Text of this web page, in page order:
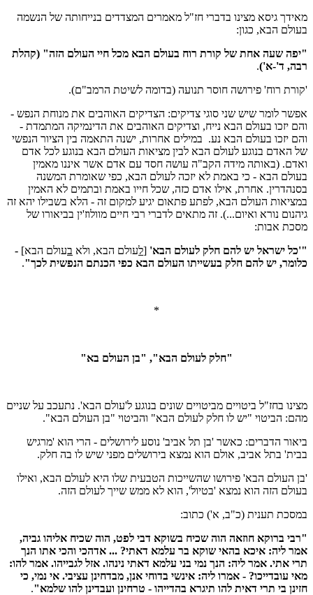
מאידך גיסא מצינו בדברי חז"ל מאמרים המצדדים בנייחותה של הנשמה
בעולם הבא, כגון:
"יפה שעה אחת של קורת רוח בעולם הבא מכל חיי העולם הזה" (קהלת
רבה, ד'-א').
'קורת רוח' פירושה חוסר תנועה (בדומה לשיטת הרמב"ם).
אפשר לומר שיש שני סוגי צדיקים: הצדיקים האוהבים את מנוחת הנפש -
והם יזכו בעולם הבא נייח, וצדיקים האוהבים את הדינמיקה המתמדת -
והם יזכו בעולם הבא נע. במילים אחרות, ישנה התאמה בין הציור הנפשי
של האדם בנוגע לעולם הבא לבין מציאות העולם הבא בנוגע לכל אדם
ואדם. (באותה מידה הקב"ה עושה חסד עם אדם אשר איננו מאמין
בעולם הבא - כי באמת לא יזכה לעולם הבא, כפי שאומרת המשנה
בסנהדרין. אחרת, אילו אדם כזה, שכל חייו באמת ובתמים לא האמין
במציאות העולם הבא, לפתע פתאום יגיע למקום זה - הלא בשבילו יהא זה
גיהנום נורא ואיום...). זה מתאים לדברי רבי חיים מוולוז'ין בביאורו של
מסכת אבות:
"'כל ישראל יש להם חלק לעולם הבא' [לעולם הבא, ולא בעולם הבא] -
כלומר, יש להם חלק בעשייתו העולם הבא כפי הכנתם הנפשית לכך".
*
"חלק לעולם הבא", "בן העולם בא"
מצינו בחז"ל ביטויים מביטויים שונים בנוגע ל'עולם הבא'. נתעכב על שניים
מהם: הביטוי "יש לו חלק לעולם הבא" והביטוי "בן העולם הבא".
ביאור הדברים: כאשר 'בן תל אביב' נוסע לירושלים - הרי הוא 'מרגיש
בבית' בתל אביב, אולם הוא נמצא בירושלים מפני שיש לו בה חלק.
'בן העולם הבא' פירושו שהשייכות הטבעית שלו היא לעולם הבא, ואילו
בעולם הזה הוא נמצא 'בטיול', הוא לא ממש שייך לעולם הזה.
במסכת תענית (כ"ב, א') כתוב:
"רבי ברוקא חוזאה הוה שכיח בשוקא דבי לפט, הוה שכיח אליהו גביה,
אמר ליה: איכא בהאי שוקא בר עלמא דאתי? ... אדהכי והכי אתו הנך
תרי אתי. אמר ליה: הנך נמי בני עלמא דאתי נינהו. אזל לגבייהו. אמר להו:
מאי עובדייכו? - אמרו ליה: אינשי בדוחי אנן, מבדחינן עציבי. אי נמי, כי
חזינן בי תרי דאית להו תיגרא בהדייהו - טרחינן ועבדינן להו שלמא".